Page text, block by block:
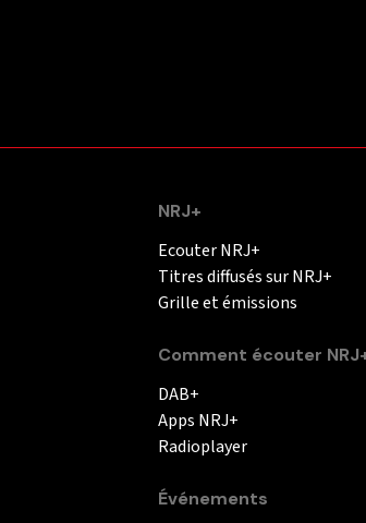
NRJ+
Ecouter NRJ+
Titres diffusés sur NRJ+
Grille et émissions
Comment écouter
DAB+
Apps NRJ+
Radioplayer
Événements